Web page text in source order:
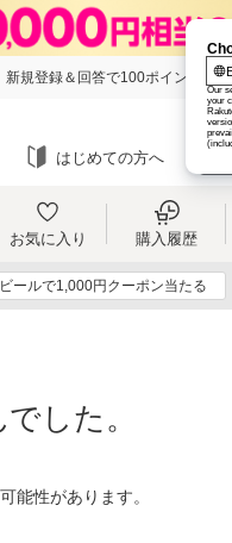
新規登録＆回答で100ポイント!
はじめての方へ
お気に入り 購入履歴
ールで1,000円クーポン当たる
した。
能性があります。